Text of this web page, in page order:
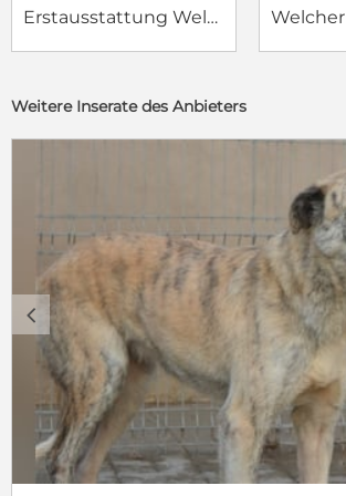
Erstausstattung Welpe
Weitere Inserate des Anbieters
c